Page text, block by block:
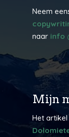
Neem
naar info
Mijn
Het